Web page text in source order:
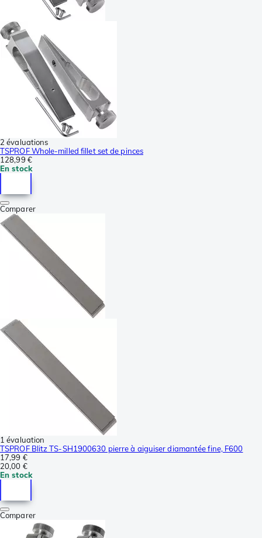
2 évaluations
TSPROF Whole-milled fillet set de pinces
128,99 €
En stock
Comparer
1 évaluation
TSPROF Blitz TS-SH1900630 pierre à aiguiser diamantée fine, F600
17,99 €
20,00 €
En stock
Comparer